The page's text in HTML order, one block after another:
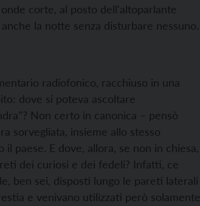
corte, al posto dell'altoparlante
la notte senza disturbare nessuno.
radiofonico, racchiuso in una
dove si poteva ascoltare
Non certo in canonica – pensò
sorvegliata, insieme allo stesso
paese. E dove, allora, se non in chiesa,
dei curiosi e dei fedeli? Infatti, ce
ben sei, disposti lungo le pareti laterali
e venivano utilizzati però solamente